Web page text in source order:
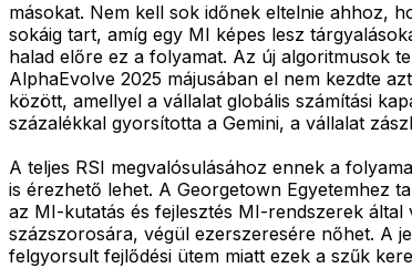
másokat. Nem kell sok időnek eltelnie ahhoz,
sokáig tart, amíg egy MI képes lesz
halad előre ez a folyamat. Az új algoritmusok
AlphaEvolve 2025 májusában el nem kezdte
között, amellyel a vállalat globális számítási
százalékkal gyorsította a Gemini, a vállalat
A teljes RSI megvalósulásához ennek a
is érezhető lehet. A Georgetown Egyetemhez
az MI-kutatás és fejlesztés MI-rendszerek
százszorosára, végül ezerszeresére nőhet. A
felgyorsult fejlődési ütem miatt ezek a szűk